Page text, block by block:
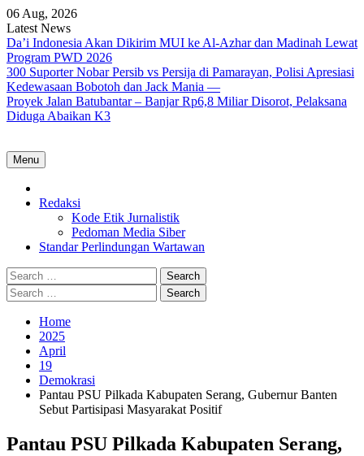
Skip
to
content
06 Aug, 2026
Latest News
Da’i Indonesia Akan Dikirim MUI ke Al-Azhar dan Madinah Lewat
Program PWD 2026
300 Suporter Nobar Persib vs Persija di Pamarayan, Polisi Apresiasi
Kedewasaan Bobotoh dan Jack Mania —
Proyek Jalan Batubantar – Banjar Rp6,8 Miliar Disorot, Pelaksana
Diduga Abaikan K3
Menu
Redaksi
Kode Etik Jurnalistik
Pedoman Media Siber
Standar Perlindungan Wartawan
Search
for:
Search
for:
Home
2025
April
19
Demokrasi
Pantau PSU Pilkada Kabupaten Serang, Gubernur Banten
Sebut Partisipasi Masyarakat Positif
Pantau PSU Pilkada Kabupaten Serang,